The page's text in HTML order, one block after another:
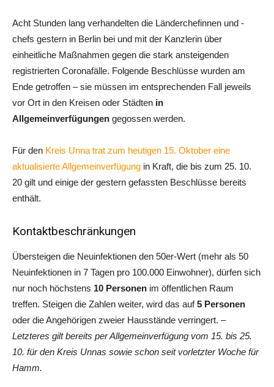
Acht Stunden lang verhandelten die Länderchefinnen und -
chefs gestern in Berlin bei und mit der Kanzlerin über
einheitliche Maßnahmen gegen die stark ansteigenden
registrierten Coronafälle. Folgende Beschlüsse wurden am
Ende getroffen – sie müssen im entsprechenden Fall jeweils
vor Ort in den Kreisen oder Städten in
Allgemeinverfügungen gegossen werden.
Für den Kreis Unna trat zum heutigen 15. Oktober eine
aktualisierte Allgemeinverfügung in Kraft, die bis zum 25. 10.
20 gilt und einige der gestern gefassten Beschlüsse bereits
enthält.
Kontaktbeschränkungen
Übersteigen die Neuinfektionen den 50er-Wert (mehr als 50
Neuinfektionen in 7 Tagen pro 100.000 Einwohner), dürfen sich
nur noch höchstens 10 Personen im öffentlichen Raum
treffen. Steigen die Zahlen weiter, wird das auf5 Personen
oder die Angehörigen zweier Hausstände verringert. –
Letzteres gilt bereits per Allgemeinverfügung vom 15. bis 25.
10. für den Kreis Unnas sowie schon seit vorletzter Woche für
Hamm.